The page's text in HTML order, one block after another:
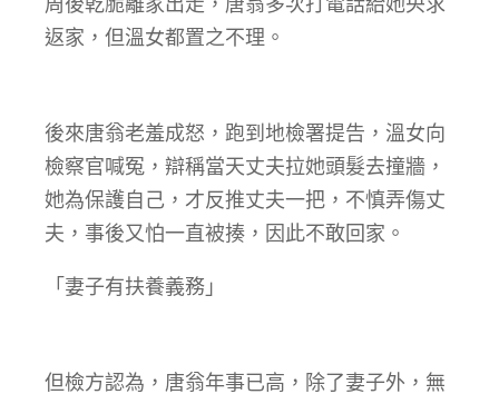
周後乾脆離家出走，唐翁多次打電話給她央求
返家，但溫女都置之不理。
後來唐翁老羞成怒，跑到地檢署提告，溫女向
檢察官喊冤，辯稱當天丈夫拉她頭髮去撞牆，
她為保護自己，才反推丈夫一把，不慎弄傷丈
夫，事後又怕一直被揍，因此不敢回家。
「妻子有扶養義務」
但檢方認為，唐翁年事已高，除了妻子外，無